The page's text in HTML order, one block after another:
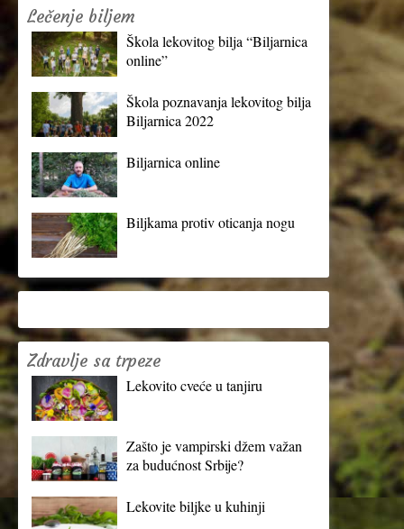
Lečenje biljem
Škola lekovitog bilja “Biljarnica
online”
Škola poznavanja lekovitog bilja
Biljarnica 2022
Biljarnica online
Biljkama protiv oticanja nogu
Zdravlje sa trpeze
Lekovito cveće u tanjiru
Zašto je vampirski džem važan
za budućnost Srbije?
Lekovite biljke u kuhinji